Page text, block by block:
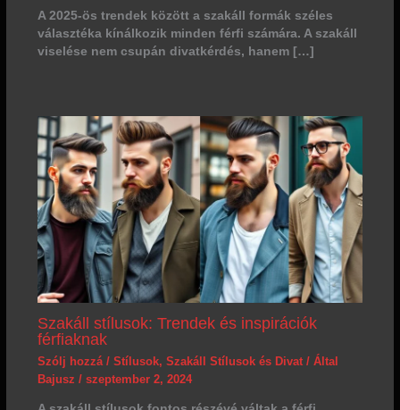
A 2025-ös trendek között a szakáll formák széles
választéka kínálkozik minden férfi számára. A szakáll
viselése nem csupán divatkérdés, hanem […]
Szakáll stílusok: Trendek és inspirációk
férfiaknak
Szólj hozzá / Stílusok, Szakáll Stílusok és Divat/ Által
Bajusz / szeptember 2, 2024